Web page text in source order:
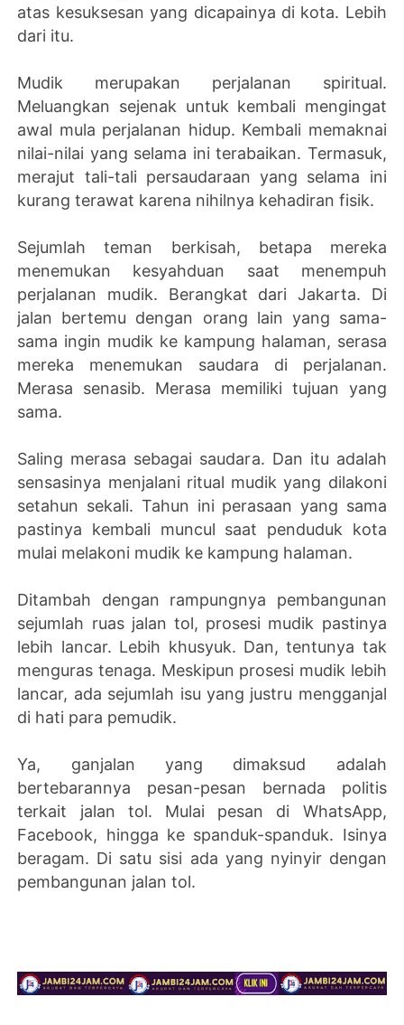
atas kesuksesan yang dicapainya di kota. Lebih
dari itu.
Mudik merupakan perjalanan spiritual.
Meluangkan sejenak untuk kembali mengingat
awal mula perjalanan hidup. Kembali memaknai
nilai-nilai yang selama ini terabaikan. Termasuk,
merajut tali-tali persaudaraan yang selama ini
kurang terawat karena nihilnya kehadiran fisik.
Sejumlah teman berkisah, betapa mereka
menemukan kesyahduan saat menempuh
perjalanan mudik. Berangkat dari Jakarta. Di
jalan bertemu dengan orang lain yang sama-
sama ingin mudik ke kampung halaman, serasa
mereka menemukan saudara di perjalanan.
Merasa senasib. Merasa memiliki tujuan yang
sama.
Saling merasa sebagai saudara. Dan itu adalah
sensasinya menjalani ritual mudik yang dilakoni
setahun sekali. Tahun ini perasaan yang sama
pastinya kembali muncul saat penduduk kota
mulai melakoni mudik ke kampung halaman.
Ditambah dengan rampungnya pembangunan
sejumlah ruas jalan tol, prosesi mudik pastinya
lebih lancar. Lebih khusyuk. Dan, tentunya tak
menguras tenaga. Meskipun prosesi mudik lebih
lancar, ada sejumlah isu yang justru mengganjal
di hati para pemudik.
Ya, ganjalan yang dimaksud adalah
bertebarannya pesan-pesan bernada politis
terkait jalan tol. Mulai pesan di WhatsApp,
Facebook, hingga ke spanduk-spanduk. Isinya
beragam. Di satu sisi ada yang nyinyir dengan
pembangunan jalan tol.